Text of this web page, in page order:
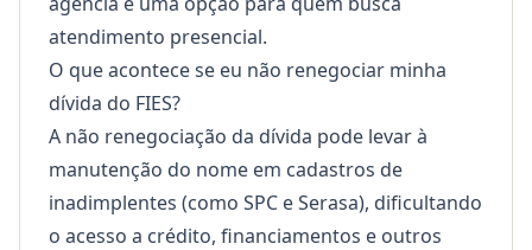
atendimento presencial.
O que acontece se eu não renegociar minha
dívida do FIES?
A não renegociação da dívida pode levar à
manutenção do nome em cadastros de
inadimplentes (como SPC e Serasa), dificultando
o acesso a crédito, financiamentos e outros